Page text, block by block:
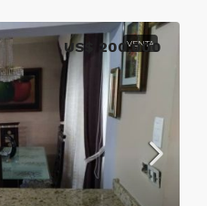
VENTA
US$ 200,000